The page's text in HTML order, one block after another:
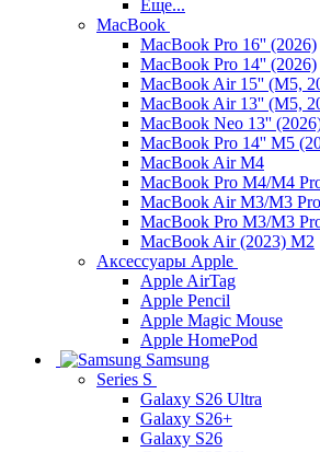
Еще...
MacBook
MacBook Pro 16'' (2026)
MacBook Pro 14'' (2026)
MacBook Air 15'' (M5,
MacBook Air 13'' (M5,
MacBook Neo 13''
MacBook Pro 14'' M5
MacBook Air M4
MacBook Pro M4/M4
MacBook Air M3/M3 Pro
MacBook Pro M3/M3
MacBook Air (2023) M2
Аксессуары Apple
Apple AirTag
Apple Pencil
Apple Magic Mouse
Apple HomePod
Samsung
Series S
Galaxy S26 Ultra
Galaxy S26+
Galaxy S26